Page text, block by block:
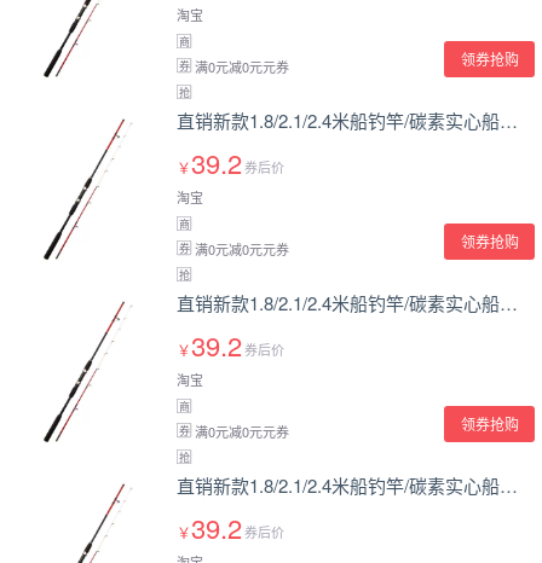
淘宝
商
券 满0元减0元元券
抢
领券抢购
直销新款1.8/2.1/2.4米船钓竿/碳素实心船钓竿/直柄近海杆铁板竿
￥39.2券后价
淘宝
商
券 满0元减0元元券
抢
领券抢购
直销新款1.8/2.1/2.4米船钓竿/碳素实心船钓竿/直柄近海杆铁板竿
￥39.2券后价
淘宝
商
券 满0元减0元元券
抢
领券抢购
直销新款1.8/2.1/2.4米船钓竿/碳素实心船钓竿/直柄近海杆铁板竿
￥39.2券后价